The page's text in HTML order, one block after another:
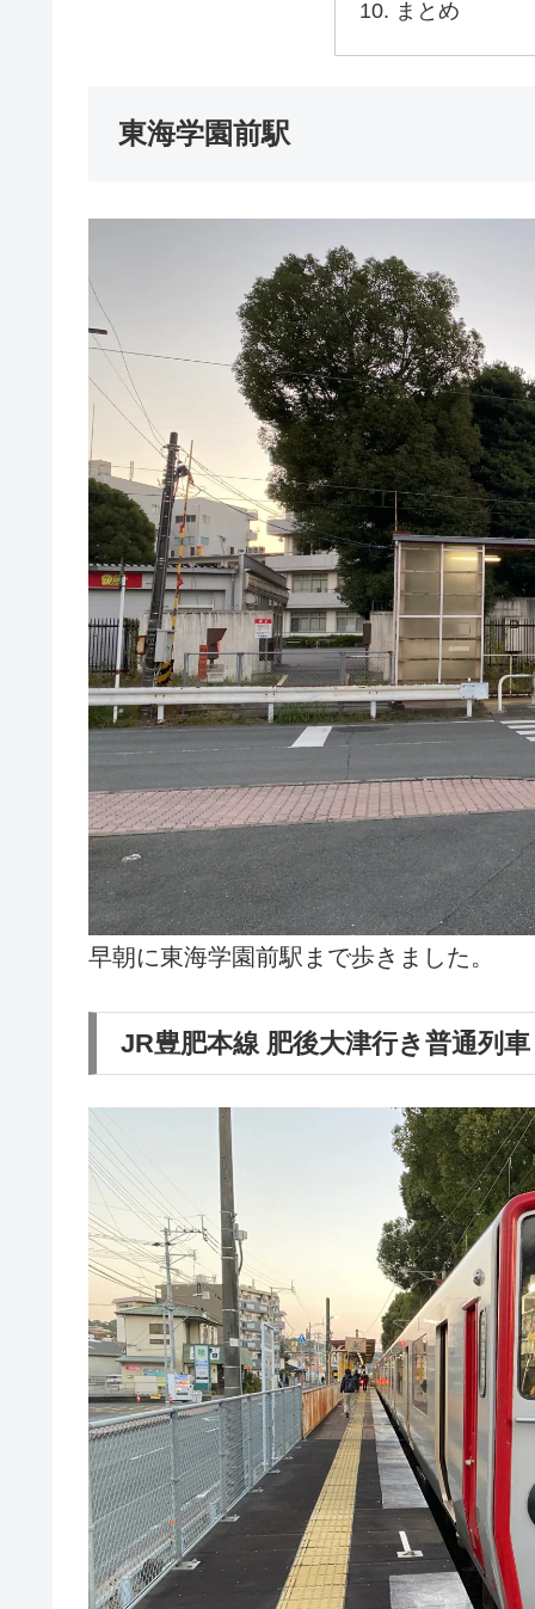
まとめ
東海学園前駅
早朝に東海学園前駅まで歩きました。
JR豊肥本線 肥後大津行き普通列車